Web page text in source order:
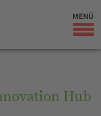
MENÜ
Hub